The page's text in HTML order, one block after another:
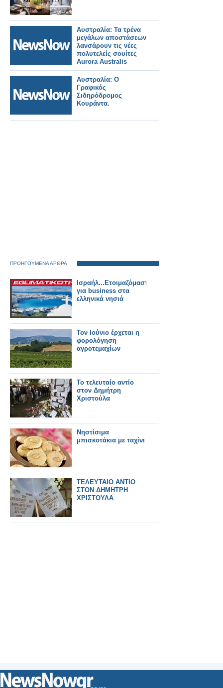
Αυστραλία: Τα τρένα
μεγάλων αποστάσεων
λανσάρουν τις νέες
πολυτελείς σουίτες
Aurora Australis
Αυστραλία: Ο
Γραφικός
Σιδηρόδρομος
Κουράντα.
ΠΡΟΗΓΟΥΜΕΝΑ ΑΡΘΡΑ
Ισραήλ...Ετοιμαζόμαστε
για business στα
ελληνικά νησιά
Τον Ιούνιο έρχεται η
φορολόγηση
αγροτεμαχίων
Το τελευταίο αντίο
στον Δημήτρη
Χριστούλα
Νηστίσιμα
μπισκοτάκια με ταχίνι
ΤΕΛΕΥΤΑΙΟ ΑΝΤΙΟ
ΣΤΟΝ ΔΗΜΗΤΡΗ
ΧΡΙΣΤΟΥΛΑ